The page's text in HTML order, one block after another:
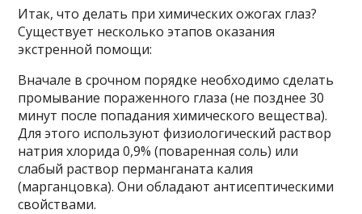
Итак, что делать при химических ожогах глаз?
Существует несколько этапов оказания
экстренной помощи:
Вначале в срочном порядке необходимо сделать
промывание пораженного глаза (не позднее 30
минут после попадания химического вещества).
Для этого используют физиологический раствор
натрия хлорида 0,9% (поваренная соль) или
слабый раствор перманганата калия
(марганцовка). Они обладают антисептическими
свойствами.